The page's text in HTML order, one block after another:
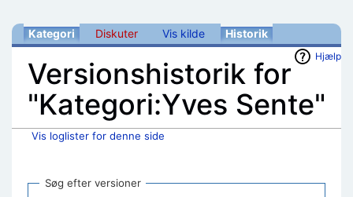
Kategori Diskuter Vis kilde Historik
Hjælp
Versionshistorik for
"Kategori:Yves Sente"
Vis loglister for denne side
Søg efter versioner